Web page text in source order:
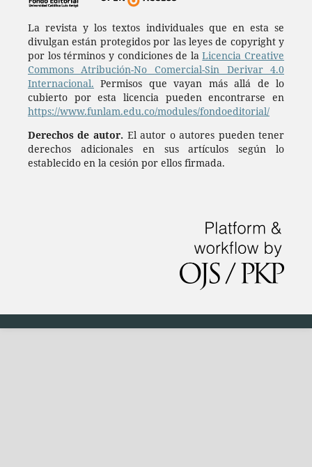
La revista y los textos individuales que en esta se
divulgan están protegidos por las leyes de copyright y
por los términos y condiciones de laLicencia Creative
Commons Atribución-No Comercial-Sin Derivar 4.0
Internacional. Permisos que vayan más allá de lo
cubierto por esta licencia pueden encontrarse en
https://www.funlam.edu.co/modules/fondoeditorial/
Derechos de autor. El autor o autores pueden tener
derechos adicionales en sus artículos según lo
establecido en la cesión por ellos firmada.